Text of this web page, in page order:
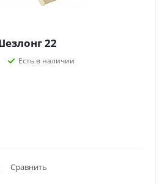
22
Есть в наличии
Сравнить